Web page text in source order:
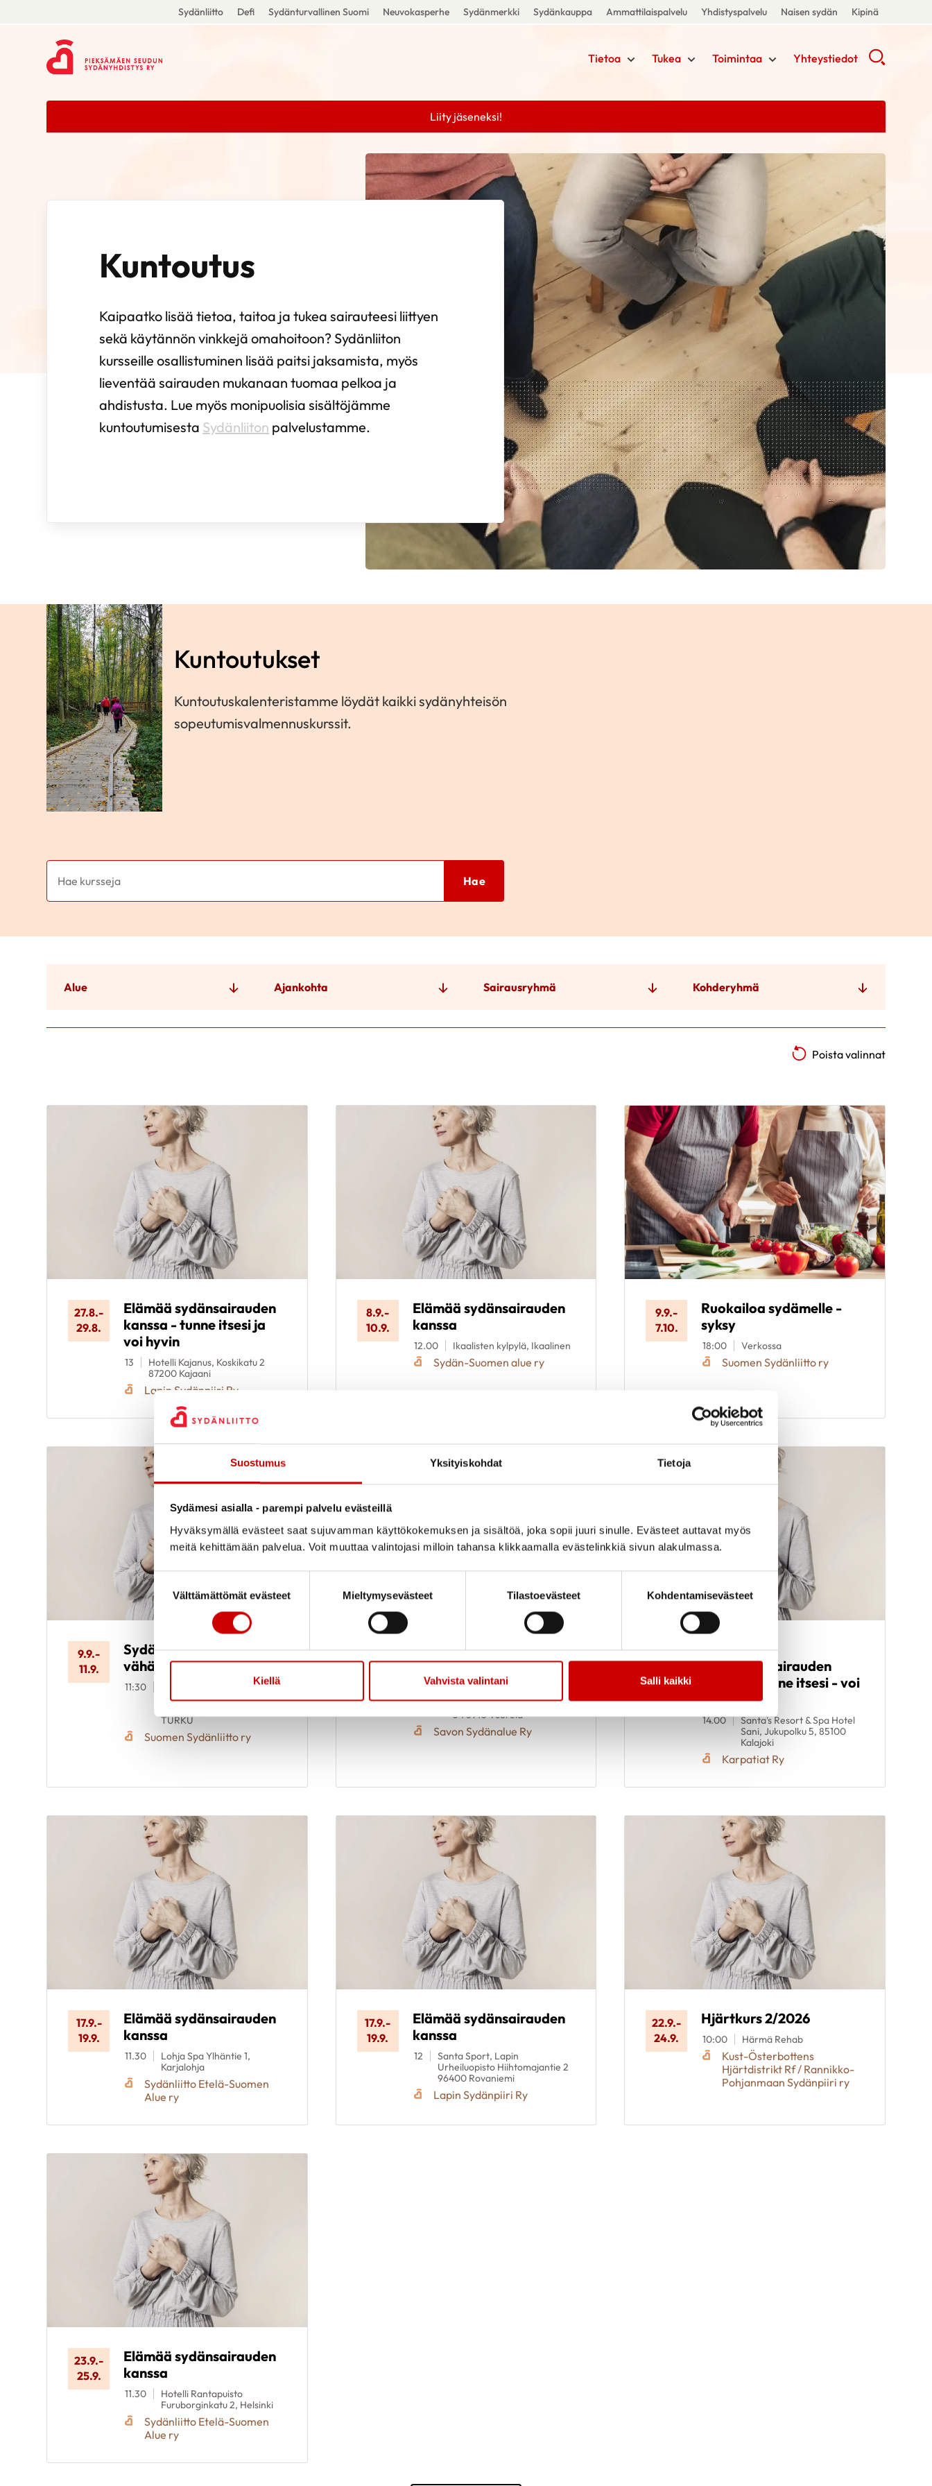
Suostumus Yksityiskohdat Tietoja
Sydämesi asialla - parempi palvelu evästeillä
Hyväksymällä evästeet saat sujuvamman käyttökokemuksen ja sisältöä, joka sopii juuri sinulle. Evästeet auttavat myös
meitä kehittämään palvelua. Voit muuttaa valintojasi milloin tahansa klikkaamalla evästelinkkiä sivun alakulmassa.
Suostumuksen valinta
Välttämättömät evästeet
Mieltymysevästeet Tilastoevästeet Kohdentamisevästeet
Kiellä Vahvista valintani Salli kaikki
Sydänliitto Defi Sydänturvallinen Suomi Neuvokasperhe Sydänmerkki Sydänkauppa Ammattilaispalvelu Yhdistyspalvelu Naisen sydän Kipinä
Tietoa Tukea Toimintaa Yhteystiedot
Liity jäseneksi!
Kuntoutus
Kaipaatko lisää tietoa, taitoa ja tukea sairauteesi liittyen
sekä käytännön vinkkejä omahoitoon? Sydänliiton
kursseille osallistuminen lisää paitsi jaksamista, myös
lieventää sairauden mukanaan tuomaa pelkoa ja
ahdistusta. Lue myös monipuolisia sisältöjämme
kuntoutumisesta Sydänliiton palvelustamme.
Kuntoutukset
Kuntoutuskalenteristamme löydät kaikki sydänyhteisön
sopeutumisvalmennuskurssit.
Hae
Alue Ajankohta Sairausryhmä Kohderyhmä
Poista valinnat
27.8.-
29.8.
Elämää sydänsairauden
kanssa - tunne itsesi ja
voi hyvin
13
Hotelli Kajanus, Koskikatu 2
87200 Kajaani
Lapin Sydänpiiri Ry
8.9.-
10.9.
Elämää sydänsairauden
kanssa
12.00 Ikaalisten kylpylä, Ikaalinen
Sydän-Suomen alue ry
9.9.-
7.10.
Ruokailoa sydämelle -
syksy
18:00 Verkossa
Suomen Sydänliitto ry
9.9.-
11.9.
Sydänkurssi
vähävaraisille
11:30
hyvinvointikeskus
TURKU
Suomen Sydänliitto ry
16.9.-
Elämää sydänsairauden
kanssa – tunne itsesi ja
voi hyvin
12.00
Kunnonpaikka Jokiharjuntie
3 70910 Vuorela
Savon Sydänalue Ry
17.9.-
Elämää
sydänlihassairauden
kanssa - tunne itsesi - voi
hyvin
14.00
Santa's Resort & Spa Hotel
Sani, Jukupolku 5, 85100
Kalajoki
Karpatiat Ry
17.9.-
19.9.
Elämää sydänsairauden
kanssa
11.30
Lohja Spa Ylhäntie 1,
Karjalohja
Sydänliitto Etelä-Suomen
Alue ry
17.9.-
19.9.
Elämää sydänsairauden
kanssa
12
Santa Sport, Lapin
Urheiluopisto Hiihtomajantie 2
96400 Rovaniemi
Lapin Sydänpiiri Ry
22.9.-
24.9.
Hjärtkurs 2/2026
10:00 Härmä Rehab
Kust-Österbottens
Hjärtdistrikt Rf / Rannikko-
Pohjanmaan Sydänpiiri ry
23.9.-
25.9.
Elämää sydänsairauden
kanssa
11.30
Hotelli Rantapuisto
Furuborginkatu 2, Helsinki
Sydänliitto Etelä-Suomen
Alue ry